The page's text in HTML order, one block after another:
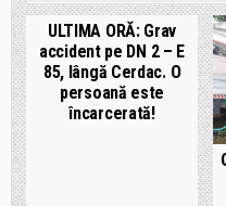
ULTIMA ORĂ: Grav
accident pe DN 2 – E
85, lângă Cerdac. O
persoană este
încarcerată!